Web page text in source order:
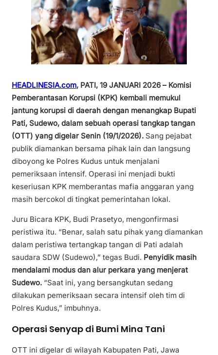
HEADLINESIA.com, PATI, 19 JANUARI 2026 – Komisi
Pemberantasan Korupsi (KPK) kembali memukul
jantung korupsi di daerah dengan menangkap Bupati
Pati, Sudewo, dalam sebuah operasi tangkap tangan
(OTT) yang digelar Senin (19/1/2026). Sang pejabat
publik diamankan bersama pihak lain dan langsung
diboyong ke Polres Kudus untuk menjalani
pemeriksaan intensif. Operasi ini menjadi bukti
keseriusan KPK memberantas mafia anggaran yang
masih bercokol di tingkat pemerintahan lokal.
Juru Bicara KPK, Budi Prasetyo, mengonfirmasi
peristiwa itu. “Benar, salah satu pihak yang diamankan
dalam peristiwa tertangkap tangan di Pati adalah
saudara SDW (Sudewo),” tegas Budi. Penyidik masih
mendalami modus dan alur perkara yang menjerat
Sudewo. “Saat ini, yang bersangkutan sedang
dilakukan pemeriksaan secara intensif oleh tim di
Polres Kudus,” imbuhnya.
Operasi Senyap di Bumi Mina Tani
OTT ini digelar di wilayah Kabupaten Pati, Jawa